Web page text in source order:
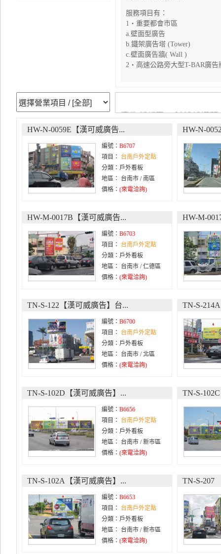
服務項目有：
1‧重要都會市區
a.壁面型廣告
b.鐵架廣告塔 (Tower)
c.壁面廣告牆( Wall )
2‧高速公路旁大型T-BAR廣告
廣告新視界、創新新媒
HW-N-0059E【漢可威廣告...
編號： B6707
項目：
台南戶外定點
分類：戶外看板
地區： 台南市 / 南區
價格： (來電洽詢)
HW-N-
HW-M-0017B【漢可威廣告...
編號： B6703
項目：
台南戶外定點
分類：戶外看板
地區： 台南市 / 仁德區
價格： (來電洽詢)
HW-M-
TN-S-122【漢可威廣告】台...
編號： B6700
項目：
台南戶外定點
分類：戶外看板
地區： 台南市 / 北區
價格： (來電洽詢)
TN-S-
TN-S-102D【漢可威廣告】...
編號： B6656
項目：
台南戶外定點
分類：戶外看板
地區： 台南市 / 新市區
價格： (來電洽詢)
TN-S-
TN-S-102A【漢可威廣告】...
編號： B6653
項目：
台南戶外定點
分類：戶外看板
地區： 台南市 / 新市區
價格： (來電洽詢)
TN-S-207